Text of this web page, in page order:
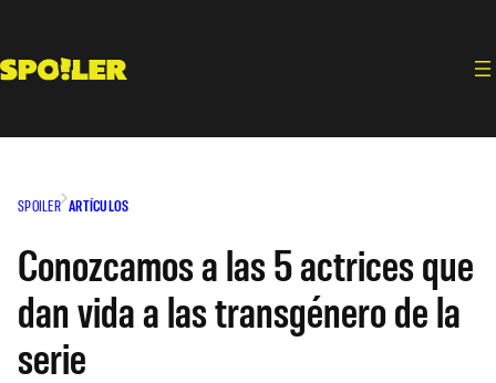
contenido
SPOILER ARTÍCULOS
Conozcamos a las 5 actrices que
dan vida a las transgénero de la
serie